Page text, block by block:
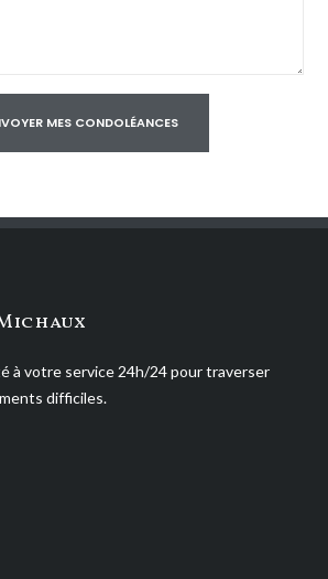
à votre service 24h/24 pour traverser
difficiles.